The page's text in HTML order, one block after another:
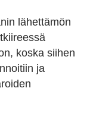
lähettämön
koska siihen
ja